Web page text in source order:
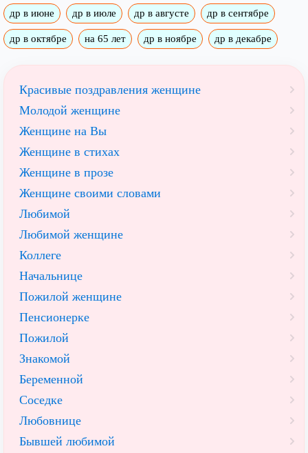
др в июне др в июле др в августе др в сентябре
др в октябре на 65 лет др в ноябре др в декабре
Красивые поздравления женщине
Молодой женщине
Женщине на Вы
Женщине в стихах
Женщине в прозе
Женщине своими словами
Любимой
Любимой женщине
Коллеге
Начальнице
Пожилой женщине
Пенсионерке
Пожилой
Знакомой
Беременной
Соседке
Любовнице
Бывшей любимой